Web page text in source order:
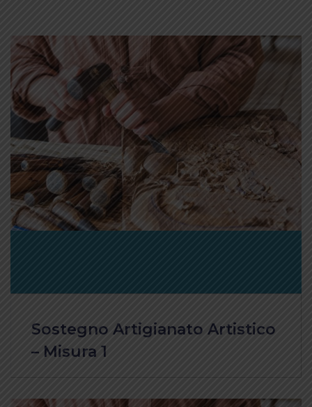
Sostegno Artigianato Artistico
– Misura 1